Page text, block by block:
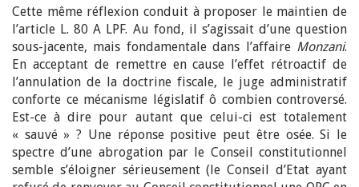
Cette même réflexion conduit à proposer le maintien de
l’article L. 80 A LPF. Au fond, il s’agissait d’une question
sous-jacente, mais fondamentale dans l’affaire Monzani.
En acceptant de remettre en cause l’effet rétroactif de
l’annulation de la doctrine fiscale, le juge administratif
conforte ce mécanisme législatif ô combien controversé.
Est-ce à dire pour autant que celui-ci est totalement
« sauvé » ? Une réponse positive peut être osée. Si le
spectre d’une abrogation par le Conseil constitutionnel
semble s’éloigner sérieusement (le Conseil d’Etat ayant